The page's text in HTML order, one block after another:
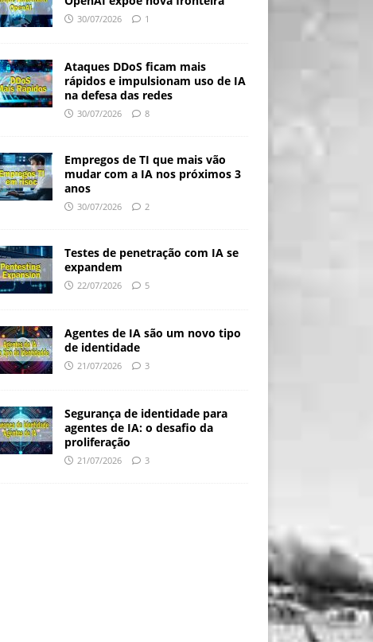
30/07/2026 1
Ataques DDoS ficam mais
rápidos e impulsionam uso de IA
na defesa das redes
30/07/2026 8
Empregos de TI que mais vão
mudar com a IA nos próximos 3
anos
30/07/2026 2
Testes de penetração com IA se
expandem
22/07/2026 5
Agentes de IA são um novo tipo
de identidade
21/07/2026 3
Segurança de identidade para
agentes de IA: o desafio da
proliferação
21/07/2026 3